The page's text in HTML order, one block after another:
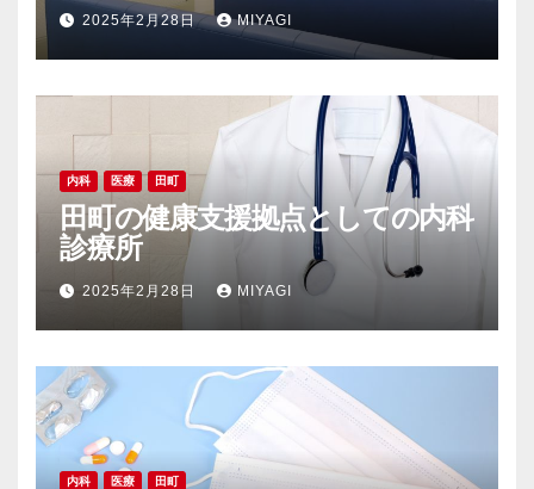
2025年2月28日 MIYAGI
内科 医療 田町
田町の健康支援拠点としての内科
診療所
2025年2月28日 MIYAGI
内科 医療 田町